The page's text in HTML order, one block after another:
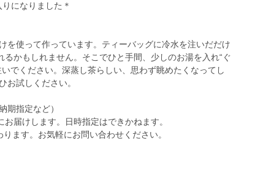
になりました＊
を使って作っています。ティーバッグに冷水を注いだだけ
かもしれません。そこでひと手間、少しのお湯を入れ“ぐ
でください。深蒸し茶らしい、思わず眺めたくなってし
お試しください。
期指定など）
届けします。日時指定はできかねます。
ます。お気軽にお問い合わせください。